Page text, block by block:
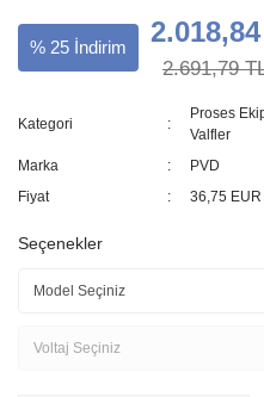
% 25 İndirim
2.691,79
Kategori
Proses
Valfler
Marka
PVD
Fiyat
36,75
Seçenekler